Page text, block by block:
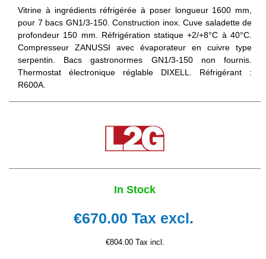
Vitrine à ingrédients réfrigérée à poser longueur 1600 mm,
pour 7 bacs GN1/3-150. Construction inox. Cuve saladette de
profondeur 150 mm. Réfrigération statique +2/+8°C à 40°C.
Compresseur ZANUSSI avec évaporateur en cuivre type
serpentin. Bacs gastronormes GN1/3-150 non fournis.
Thermostat électronique réglable DIXELL. Réfrigérant :
R600A.
In Stock
€670.00Tax excl.
€804.00 Tax incl.